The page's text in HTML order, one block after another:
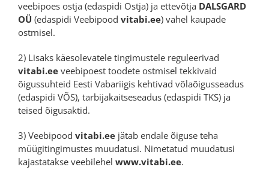
veebipoes ostja (edaspidi Ostja) ja ettevõtja DALSGARD
OÜ (edaspidi Veebipood vitabi.ee) vahel kaupade
ostmisel.
2) Lisaks käesolevatele tingimustele reguleerivad
vitabi.eeveebipoest toodete ostmisel tekkivaid
õigussuhteid Eesti Vabariigis kehtivad võlaõigusseadus
(edaspidi VÕS), tarbijakaitseseadus (edaspidi TKS) ja
teised õigusaktid.
3) Veebipood vitabi.eejätab endale õiguse teha
müügitingimustes muudatusi. Nimetatud muudatusi
kajastatakse veebilehel www.vitabi.ee.